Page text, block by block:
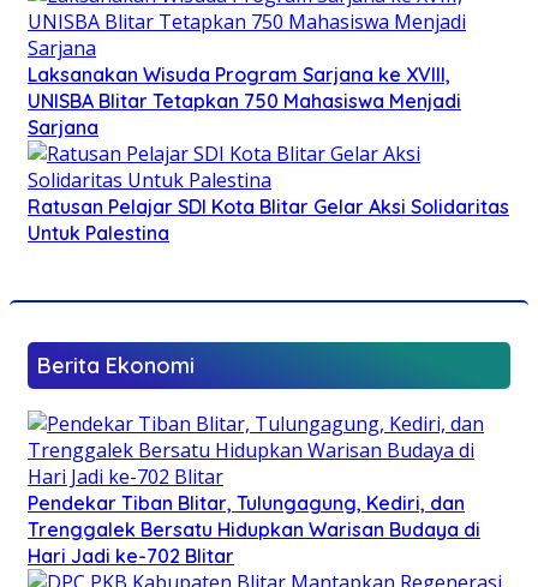
Laksanakan Wisuda Program Sarjana ke XVIII,
UNISBA Blitar Tetapkan 750 Mahasiswa Menjadi
Sarjana
Ratusan Pelajar SDI Kota Blitar Gelar Aksi Solidaritas
Untuk Palestina
Berita Ekonomi
Pendekar Tiban Blitar, Tulungagung, Kediri, dan
Trenggalek Bersatu Hidupkan Warisan Budaya di
Hari Jadi ke-702 Blitar